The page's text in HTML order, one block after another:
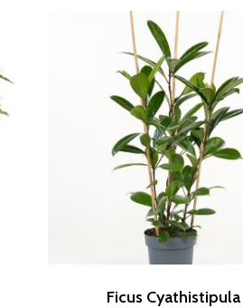
Ficus Cyathistipula